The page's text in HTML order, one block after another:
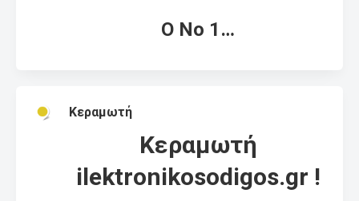
Ο Νο 1…
Κεραμωτή
Κεραμωτή
ilektronikosodigos.gr !